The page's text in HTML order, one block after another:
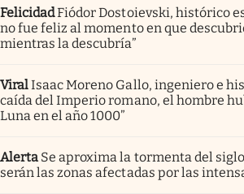
FelicidadFiódor Dostoievski, histórico
no fue feliz al momento en que
mientras la descubría”
ViralIsaac Moreno Gallo, ingeniero e
caída del Imperio romano, el hombre
Luna en el año 1000”
Alerta Se aproxima la tormenta del
serán las zonas afectadas por las